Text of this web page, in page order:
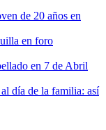
de 20 años en
en foro
en 7 de Abril
día de la familia: así